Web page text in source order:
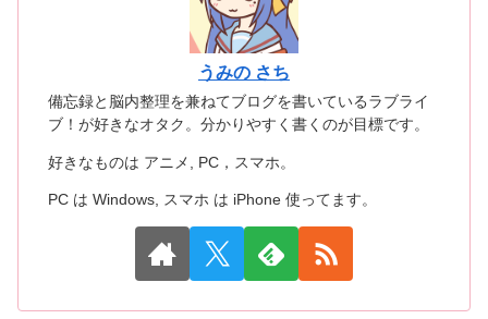
うみの さち
備忘録と脳内整理を兼ねてブログを書いているラブライ
ブ！が好きなオタク。分かりやすく書くのが目標です。
好きなものは アニメ, PC，スマホ。
PC は Windows, スマホ は iPhone 使ってます。